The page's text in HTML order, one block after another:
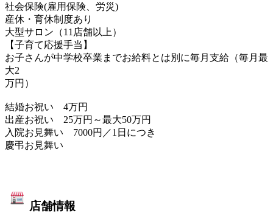
社会保険(雇用保険、労災)
産休・育休制度あり
大型サロン（11店舗以上）
【子育て応援手当】
お子さんが中学校卒業までお給料とは別に毎月支給（毎月最
大2
万円）
結婚お祝い 4万円
出産お祝い 25万円～最大50万円
入院お見舞い 7000円／1日につき
慶弔お見舞い
店舗情報